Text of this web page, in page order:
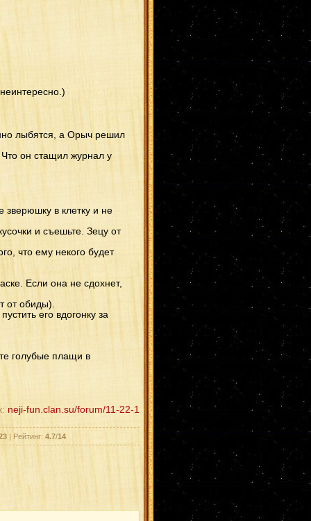
лыбятся, а Орыч решил
он стащил журнал у
зверюшку в клетку и не
и съешьте. Зецу от
что ему некого будет
Если она не сдохнет,
от обиды).
его вдогонку за
голубые плащи в
neji-fun.clan.su/forum/11-22-1
| Рейтинг: 4.7/14